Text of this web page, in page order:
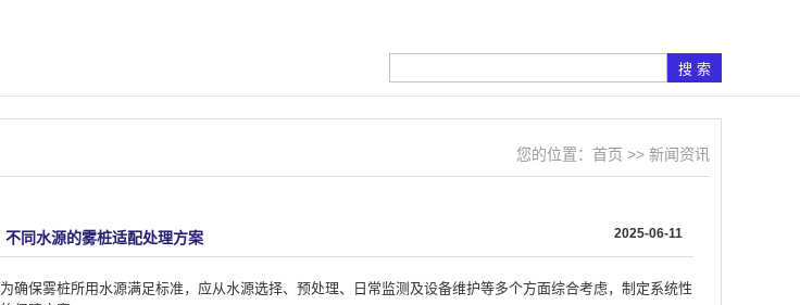
您的位置： 首页 >> 新闻资讯
不同水源的雾桩适配处理方案 2025-06-11
为确保雾桩​所用水源满足标准，应从水源选择、预处理、日常监测及设备维护等多个方面综合考虑，制定系统性